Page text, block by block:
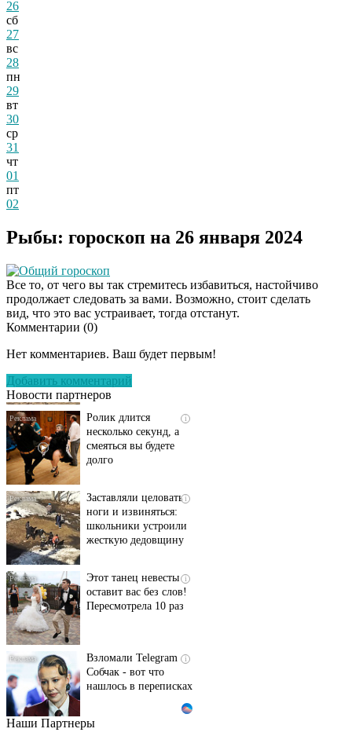
26
сб
27
вс
28
пн
29
вт
30
ср
31
чт
01
пт
02
Рыбы: гороскоп на 26 января 2024
Общий гороскоп
Все то, от чего вы так стремитесь избавиться, настойчиво
продолжает следовать за вами. Возможно, стоит сделать
вид, что это вас устраивает, тогда отстанут.
Комментарии (0)
Нет комментариев. Ваш будет первым!
Добавить комментарий
Новости партнеров
Скрытая камера на
люди вытворяют, когда
несколько секунд, а
смеяться вы будете
долго
ноги и извиняться:
школьники устроили
жесткую дедовщину
оставит вас без слов!
Пересмотрела 10 раз
Собчак - вот что
нашлось в переписках
Врач дала 5 советов,
Наши Партнеры